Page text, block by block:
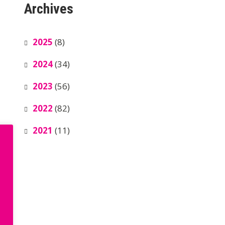
Archives
2025 (8)
2024(34)
2023 (56)
2022 (82)
2021 (11)